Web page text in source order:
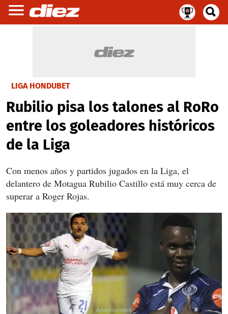
LIGA HONDUBET
Rubilio pisa los talones al RoRo
entre los goleadores históricos
de la Liga
Con menos años y partidos jugados en la Liga, el
delantero de Motagua Rubilio Castillo está muy cerca de
superar a Roger Rojas.
X